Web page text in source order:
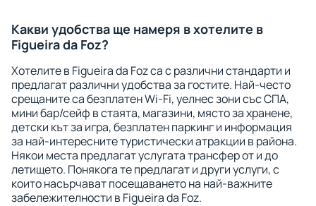
Какви удобства ще намеря в хотелите в
Figueira da Foz?
Хотелите в Figueira da Foz са с различни стандарти и
предлагат различни удобства за гостите. Най-често
срещаните са безплатен Wi-Fi, уелнес зони със СПА,
мини бар/сейф в стаята, магазини, място за хранене,
детски кът за игра, безплатен паркинг и информация
за най-интересните туристически атракции в района.
Някои места предлагат услугата трансфер от и до
летището. Понякога те предлагат и други услуги, с
които насърчават посещаването на най-важните
забележителности в Figueira da Foz.